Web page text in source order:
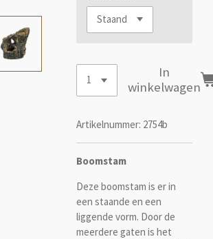
In
winkelwagen
Artikelnummer: 2754b
Boomstam
Deze boomstam is er in
een staande en een
liggende vorm. Door de
meerdere gaten is het